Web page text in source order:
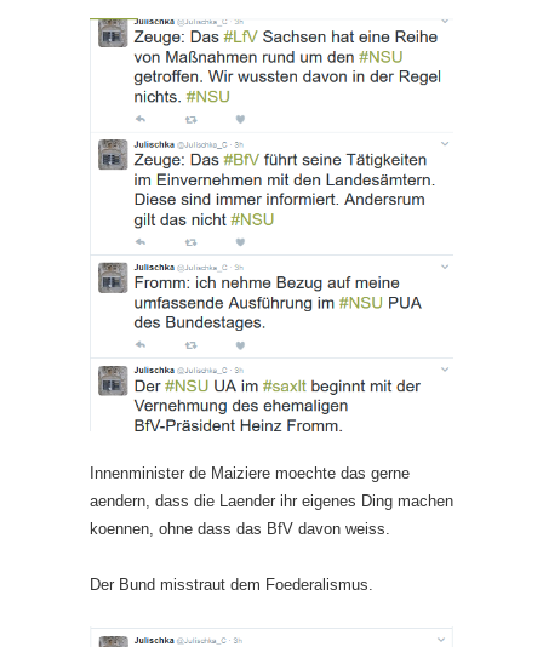
Innenminister de Maiziere moechte das gerne
aendern, dass die Laender ihr eigenes Ding machen
koennen, ohne dass das BfV davon weiss.
Der Bund misstraut dem Foederalismus.